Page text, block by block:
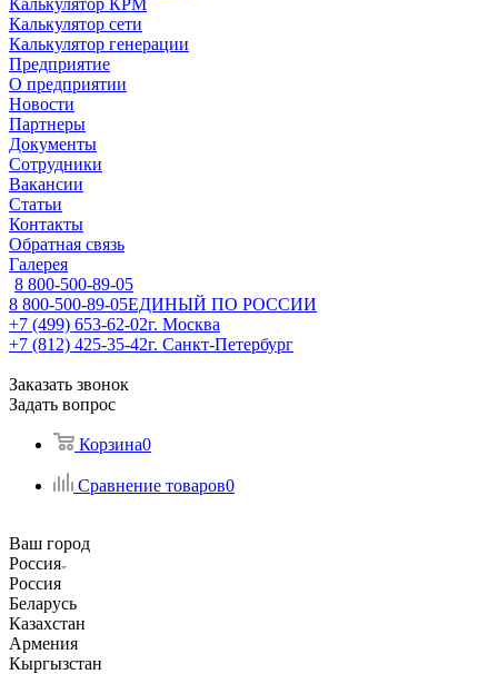
Калькулятор КРМ
Калькулятор сети
Калькулятор генерации
Предприятие
О предприятии
Новости
Партнеры
Документы
Сотрудники
Вакансии
Статьи
Контакты
Обратная связь
Галерея
8 800-500-89-05
8 800-500-89-05ЕДИНЫЙ ПО РОССИИ
+7 (499) 653-62-02г. Москва
+7 (812) 425-35-42г. Санкт-Петербург
Заказать звонок
Задать вопрос
Корзина0
Сравнение товаров0
Ваш город
Россия
Россия
Беларусь
Казахстан
Армения
Кыргызстан